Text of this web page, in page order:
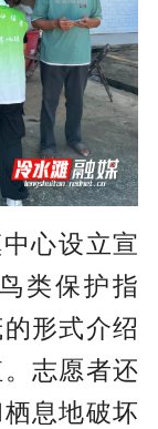
心设立宣
类保护指
形式介绍
志愿者还
息地破坏